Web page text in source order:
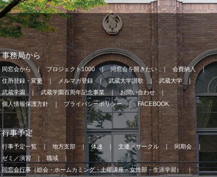
事務局から
同窓会から プロジェクト1000 同窓会を開きたい
会費納入
住所登録・変更
メルマガ登録 武蔵大学讃歌
武蔵大学
武蔵学園
武蔵学園百周年記念事業
お問い合わせ
個人情報保護方針
プライバシーポリシー FACEBOOK
行事予定
行事予定一覧 地方支部 体連 文連／サークル
同期会
ゼミ／演習
職域
同窓会行事（総会・ホームカミング・土曜講座・女性部・生涯学習）